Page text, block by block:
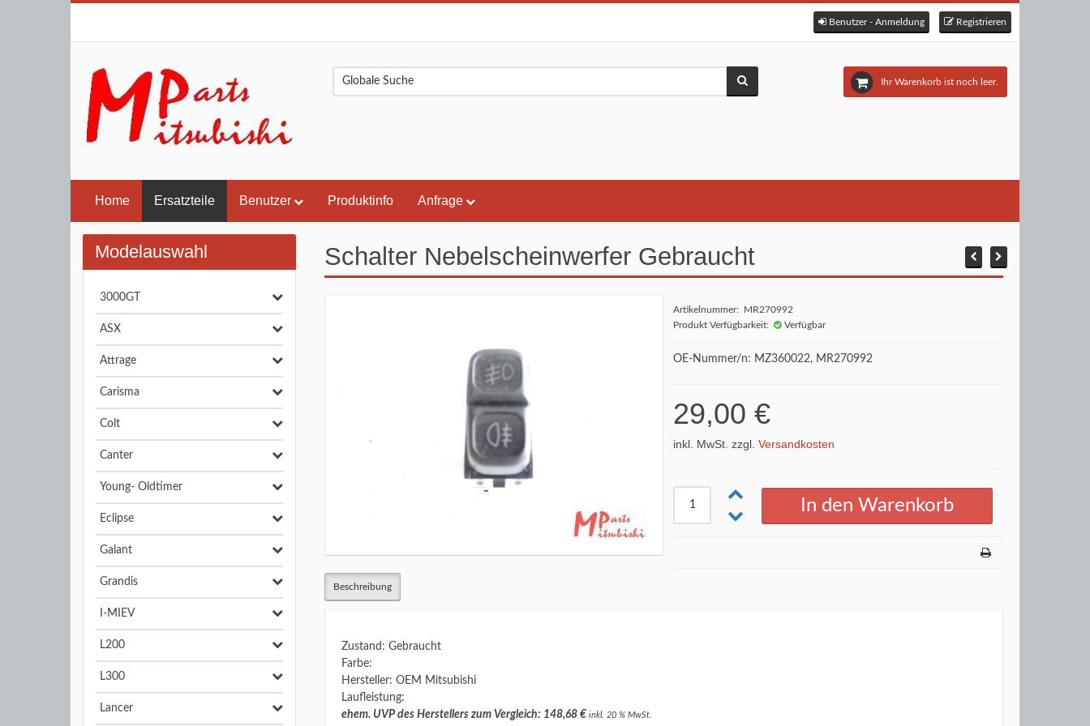
Benutzer - Anmeldung Registrieren
Ihr Warenkorb ist noch leer.
Home Ersatzteile Benutzer Produktinfo Anfrage
Schalter Nebelscheinwerfer Gebraucht
Artikelnummer: MR270992
Produkt Verfügbarkeit:
Verfügbar
OE-Nummer/n: MZ360022, MR270992
29,00 €
inkl. MwSt. zzgl.Versandkosten
Beschreibung
Zustand: Gebraucht
Farbe:
Hersteller: OEM Mitsubishi
Laufleistung:
ehem. UVP des Herstellers zum Vergleich: 148,68 €inkl. 20 % MwSt.
Modelauswahl
3000GT
ASX
Attrage
Carisma
Colt
Canter
Young- Oldtimer
Eclipse
Galant
Grandis
I-MIEV
L200
L300
Lancer